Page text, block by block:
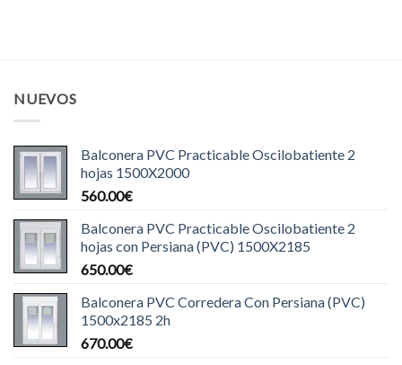
NUEVOS
Balconera PVC Practicable Oscilobatiente 2
hojas 1500X2000
560.00€
Balconera PVC Practicable Oscilobatiente 2
hojas con Persiana (PVC) 1500X2185
650.00€
Balconera PVC Corredera Con Persiana (PVC)
1500x2185 2h
670.00€